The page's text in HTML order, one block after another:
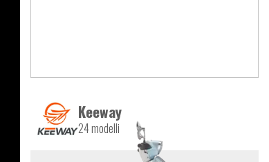
Keeway
24 modelli